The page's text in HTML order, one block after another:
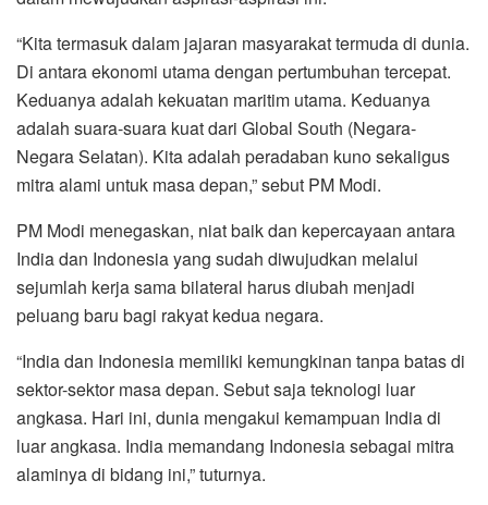
“Kita termasuk dalam jajaran masyarakat termuda di dunia.
Di antara ekonomi utama dengan pertumbuhan tercepat.
Keduanya adalah kekuatan maritim utama. Keduanya
adalah suara-suara kuat dari Global South (Negara-
Negara Selatan). Kita adalah peradaban kuno sekaligus
mitra alami untuk masa depan,” sebut PM Modi.
PM Modi menegaskan, niat baik dan kepercayaan antara
India dan Indonesia yang sudah diwujudkan melalui
sejumlah kerja sama bilateral harus diubah menjadi
peluang baru bagi rakyat kedua negara.
“India dan Indonesia memiliki kemungkinan tanpa batas di
sektor-sektor masa depan. Sebut saja teknologi luar
angkasa. Hari ini, dunia mengakui kemampuan India di
luar angkasa. India memandang Indonesia sebagai mitra
alaminya di bidang ini,” tuturnya.